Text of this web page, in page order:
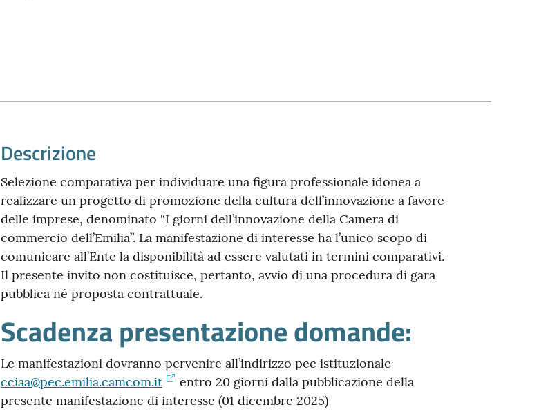
Descrizione
Selezione comparativa per individuare una figura professionale idonea a
realizzare un progetto di promozione della cultura dell’innovazione a favore
delle imprese, denominato “I giorni dell’innovazione della Camera di
commercio dell’Emilia”. La manifestazione di interesse ha l’unico scopo di
comunicare all’Ente la disponibilità ad essere valutati in termini comparativi.
Il presente invito non costituisce, pertanto, avvio di una procedura di gara
pubblica né proposta contrattuale.
Scadenza presentazione domande:
Le manifestazioni dovranno pervenire all’indirizzo pec istituzionale
cciaa@pec.emilia.camcom.it
entro 20 giorni dalla pubblicazione della
presente manifestazione di interesse (01 dicembre 2025)